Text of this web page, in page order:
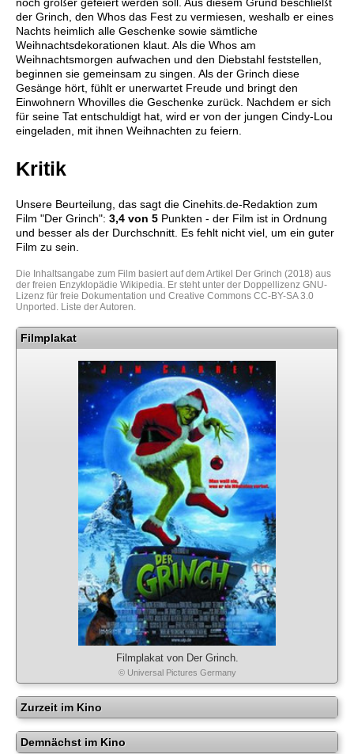
noch größer gefeiert werden soll. Aus diesem Grund beschließt
der Grinch, den Whos das Fest zu vermiesen, weshalb er eines
Nachts heimlich alle Geschenke sowie sämtliche
Weihnachtsdekorationen klaut. Als die Whos am
Weihnachtsmorgen aufwachen und den Diebstahl feststellen,
beginnen sie gemeinsam zu singen. Als der Grinch diese
Gesänge hört, fühlt er unerwartet Freude und bringt den
Einwohnern Whovilles die Geschenke zurück. Nachdem er sich
für seine Tat entschuldigt hat, wird er von der jungen Cindy-Lou
eingeladen, mit ihnen Weihnachten zu feiern.
Kritik
Unsere Beurteilung, das sagt die Cinehits.de-Redaktion zum
Film "Der Grinch": 3,4 von 5 Punkten - der Film ist in Ordnung
und besser als der Durchschnitt. Es fehlt nicht viel, um ein guter
Film zu sein.
Die Inhaltsangabe zum Film basiert auf dem Artikel Der Grinch (2018) aus
der freien Enzyklopädie Wikipedia. Er steht unter der Doppellizenz GNU-
Lizenz für freie Dokumentation und Creative Commons CC-BY-SA 3.0
Unported . Liste der Autoren.
Filmplakat
Filmplakat von Der Grinch.
© Universal Pictures Germany
Zurzeit im Kino
Demnächst im Kino